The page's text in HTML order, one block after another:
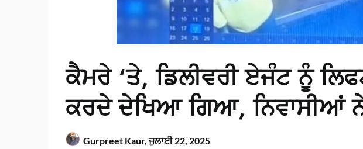
ਕੈਮਰੇ ‘ਤੇ, ਡਿਲੀਵਰੀ ਏਜੰਟ ਨੂੰ
ਕਰਦੇ ਦੇਖਿਆ ਗਿਆ, ਨਿਵਾਸੀਆਂ
Gurpreet Kaur,ਜੁਲਾਈ 22, 2025